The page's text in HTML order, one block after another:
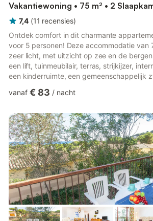
Vakantiewoning • 75 m² • 2
7,4 (11 recensies)
Ontdek comfort in dit charmante
voor 5 personen! Deze accommodatie van
zeer licht, met uitzicht op zee en de
een lift, tuinmeubilair, terras, strijkijzer,
een kinderruimte, een gemeenschappelijk
televisie voor uw entertainment. De aparte
wasmachine, serviesgoed, bestek,
koffiezetapparaat en broodrooster. De
vanaf € 83 / nacht